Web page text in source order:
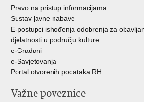
Pravo na pristup informacijama
Sustav javne nabave
E-postupci ishođenja odobrenja za
djelatnosti u području kulture
e-Građani
e-Savjetovanja
Portal otvorenih podataka RH
Važne poveznice